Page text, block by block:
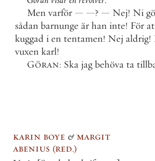
Men varför — —? — Nej! Ni
sådan barnunge är han inte! För
kuggad i en tentamen! Nej aldrig!
vuxen karl!
Göran: Ska jag behöva ta
karin boye & margit
abenius red.